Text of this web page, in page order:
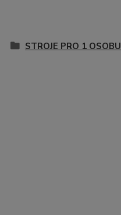
STROJE PRO 1 OSOBU